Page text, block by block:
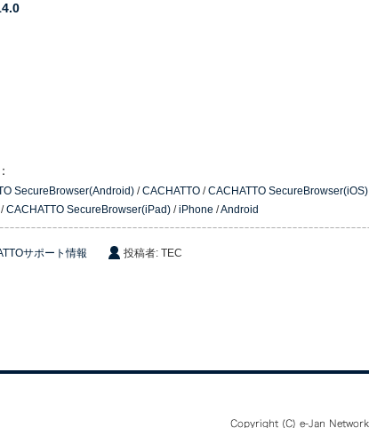
SecureBrowser(Android) /CACHATTO /CACHATTO SecureBrowser(iOS)
/CACHATTO SecureBrowser(iPad) /iPhone /Android
サポート情報 投稿者: TEC